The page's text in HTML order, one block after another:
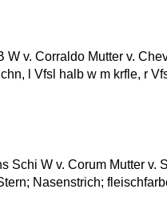
W v. Corraldo Mutter v.
l Vfsl halb w m krfle, r
Schi W v. Corum Mutter v.
Nasenstrich;